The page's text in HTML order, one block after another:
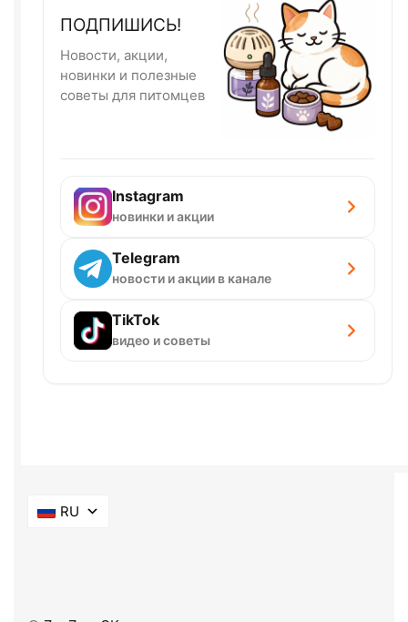
ПОДПИШИСЬ!
Новости, акции,
новинки и полезные
советы для питомцев
Instagram
новинки и акции
Telegram
новости и акции в канале
TikTok
видео и советы
RU